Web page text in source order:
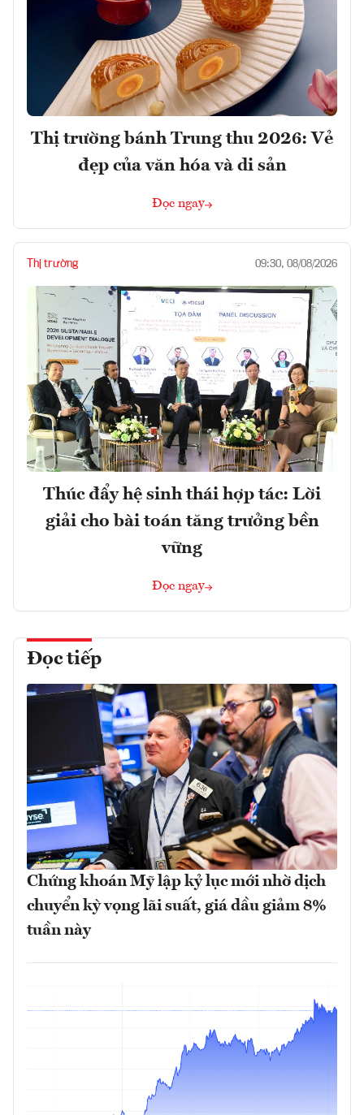
Thị trường bánh Trung thu 2026: Vẻ
đẹp của văn hóa và di sản
Đọc ngay
Thị trường 09:30, 08/08/2026
Thúc đẩy hệ sinh thái hợp tác: Lời
giải cho bài toán tăng trưởng bền
vững
Đọc ngay
Đọc tiếp
Chứng khoán Mỹ lập kỷ lục mới nhờ dịch
chuyển kỳ vọng lãi suất, giá dầu giảm 8%
tuần này